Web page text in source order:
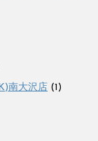
南大沢店 (1)